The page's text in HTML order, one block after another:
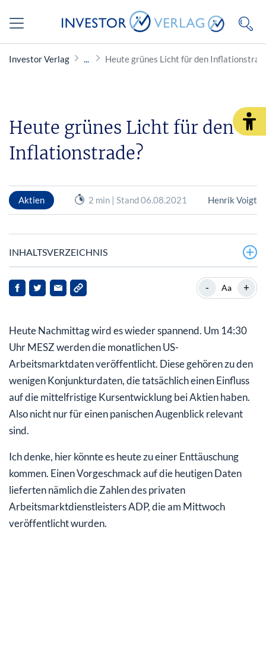
Investor Verlag Heute grünes Licht für den
Heute grünes Licht für den
Inflationstrade?
Aktien 2 min | Stand 06.08.2021 Henrik Voigt
INHALTSVERZEICHNIS
ADP-Daten enttäuschen – Abschwung in den USA?
- Aa +
Heute Nachmittag wird es wieder spannend. Um 14:30
Uhr MESZ werden die monatlichen US-
Arbeitsmarktdaten veröffentlicht. Diese gehören zu den
wenigen Konjunkturdaten, die tatsächlich einen Einfluss
auf die mittelfristige Kursentwicklung bei Aktien haben.
Also nicht nur für einen panischen Augenblick relevant
sind.
Ich denke, hier könnte es heute zu einer Enttäuschung
kommen. Einen Vorgeschmack auf die heutigen Daten
lieferten nämlich die Zahlen des privaten
Arbeitsmarktdienstleisters ADP, die am Mittwoch
veröffentlicht wurden.